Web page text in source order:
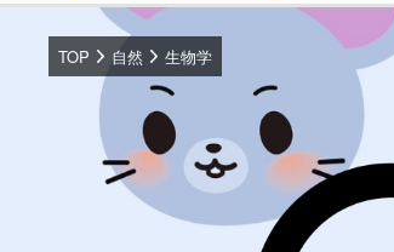
TOP 自然 生物学